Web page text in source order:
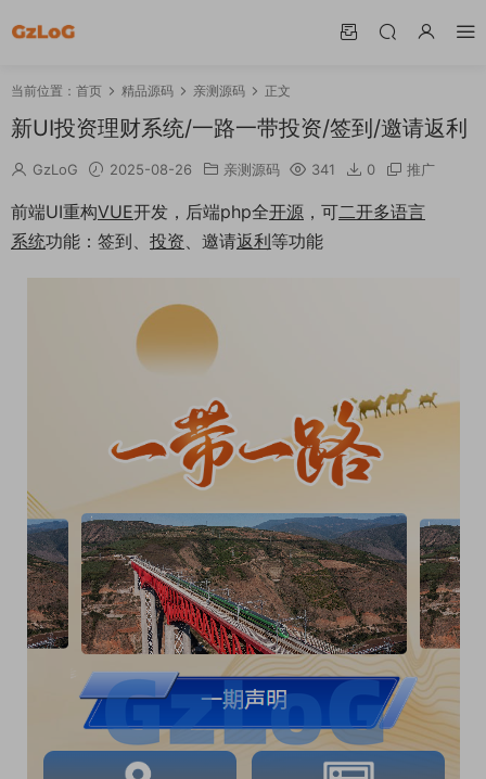
当前位置： 首页 精品源码 亲测源码 正文
新UI投资理财系统/一路一带投资/签到/邀请返利
GzLoG 2025-08-26 亲测源码 341 0 推广
前端UI重构VUE开发，后端php全开源 ，可二开多语言
系统功能：签到、 投资、邀请返利等功能